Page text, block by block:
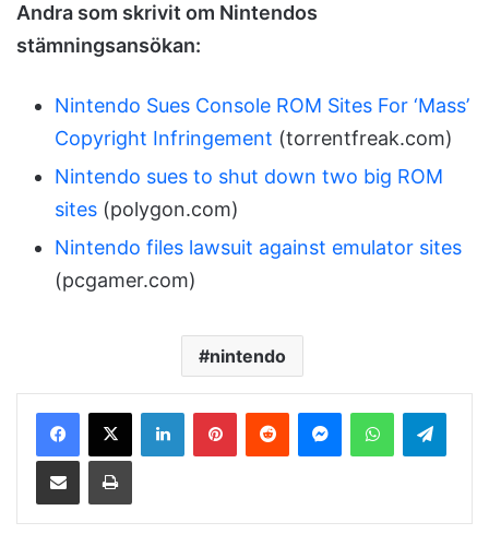
Andra som skrivit om Nintendos
stämningsansökan:
Nintendo Sues Console ROM Sites For ‘Mass’
Copyright Infringement (torrentfreak.com)
Nintendo sues to shut down two big ROM
sites (polygon.com)
Nintendo files lawsuit against emulator sites
(pcgamer.com)
nintendo